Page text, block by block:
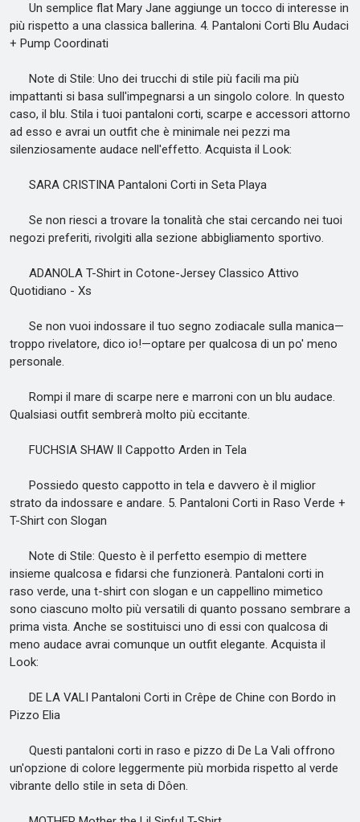
Un semplice flat Mary Jane aggiunge un tocco di interesse in
più rispetto a una classica ballerina. 4. Pantaloni Corti Blu Audaci
+ Pump Coordinati
Note di Stile: Uno dei trucchi di stile più facili ma più
impattanti si basa sull'impegnarsi a un singolo colore. In questo
caso, il blu. Stila i tuoi pantaloni corti, scarpe e accessori attorno
ad esso e avrai un outfit che è minimale nei pezzi ma
silenziosamente audace nell'effetto. Acquista il Look:
SARA CRISTINA Pantaloni Corti in Seta Playa
Se non riesci a trovare la tonalità che stai cercando nei tuoi
negozi preferiti, rivolgiti alla sezione abbigliamento sportivo.
ADANOLA T-Shirt in Cotone-Jersey Classico Attivo
Quotidiano - Xs
Se non vuoi indossare il tuo segno zodiacale sulla manica—
troppo rivelatore, dico io!—optare per qualcosa di un po' meno
personale.
Rompi il mare di scarpe nere e marroni con un blu audace.
Qualsiasi outfit sembrerà molto più eccitante.
FUCHSIA SHAW Il Cappotto Arden in Tela
Possiedo questo cappotto in tela e davvero è il miglior
strato da indossare e andare. 5. Pantaloni Corti in Raso Verde +
T-Shirt con Slogan
Note di Stile: Questo è il perfetto esempio di mettere
insieme qualcosa e fidarsi che funzionerà. Pantaloni corti in
raso verde, una t-shirt con slogan e un cappellino mimetico
sono ciascuno molto più versatili di quanto possano sembrare a
prima vista. Anche se sostituisci uno di essi con qualcosa di
meno audace avrai comunque un outfit elegante. Acquista il
Look:
DE LA VALI Pantaloni Corti in Crêpe de Chine con Bordo in
Pizzo Elia
Questi pantaloni corti in raso e pizzo di De La Vali offrono
un'opzione di colore leggermente più morbida rispetto al verde
vibrante dello stile in seta di Dôen.